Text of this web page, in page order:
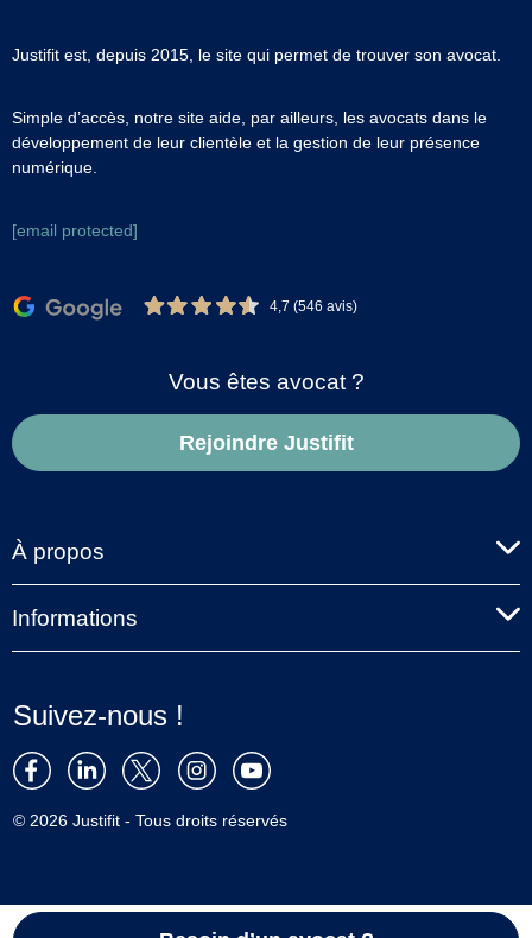
Justifit est, depuis 2015, le site qui permet de trouver son avocat.
Simple d’accès, notre site aide, par ailleurs, les avocats dans le
développement de leur clientèle et la gestion de leur présence
numérique.
[email protected]
4,7 (546 avis)
Vous êtes avocat ?
Rejoindre Justifit
À propos
Informations
Suivez-nous !
© 2026 Justifit - Tous droits réservés